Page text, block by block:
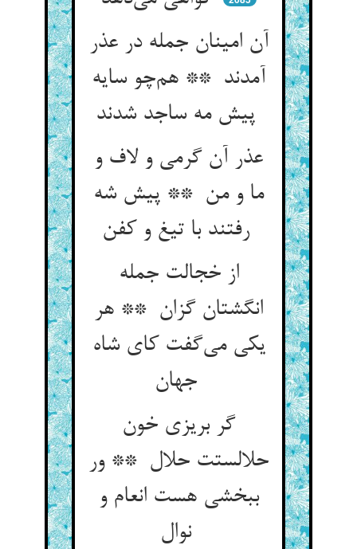
آن امینان جمله در عذر
آمدند ** هم‌چو سایه
عذر آن گرمی و لاف و
ما و من ** پیش شه
رفتند با تیغ و کفن
از خجالت جمله
انگشتان گزان ** هر
یکی می‌گفت کای شاه
جهان
گر بریزی خون
حلالستت حلال ** ور
ببخشی هست انعام و
نوال